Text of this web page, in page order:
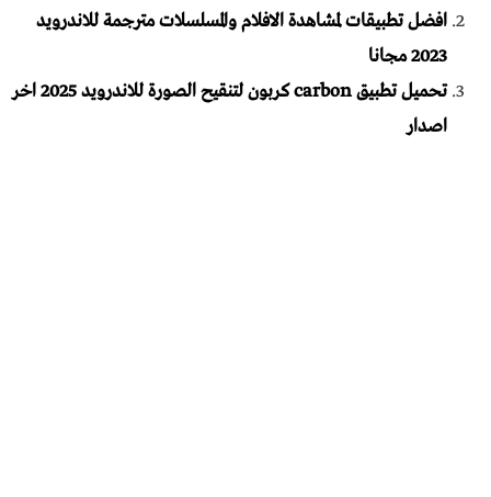
افضل تطبيقات لمشاهدة الافلام والمسلسلات مترجمة للاندرويد
2023 مجانا
تحميل تطبيق carbon كربون لتنقيح الصورة للاندرويد 2025 اخر
اصدار